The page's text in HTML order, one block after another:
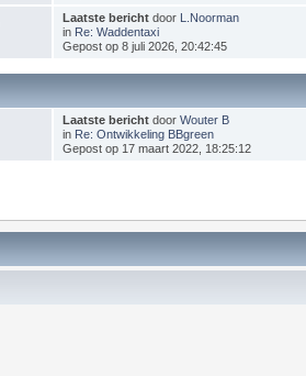
Laatste berichtdoor L.Noorman
in Re: Waddentaxi
Gepost op 8 juli 2026, 20:42:45
Laatste berichtdoor Wouter B
in Re: Ontwikkeling BBgreen
Gepost op 17 maart 2022, 18:25:12